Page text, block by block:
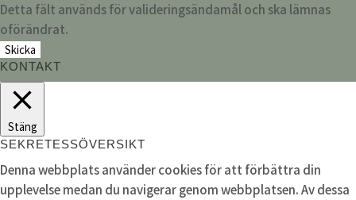
Detta fält används för valideringsändamål och ska lämnas
oförändrat.
KONTAKT
Stäng
SEKRETESSÖVERSIKT
Denna webbplats använder cookies för att förbättra din
upplevelse medan du navigerar genom webbplatsen. Av dessa